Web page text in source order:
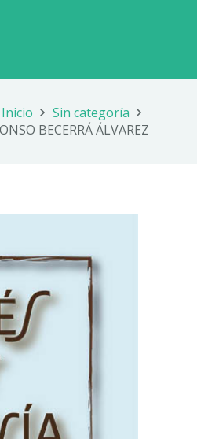
Inicio
Sin categoría
BECERRÁ ÁLVAREZ